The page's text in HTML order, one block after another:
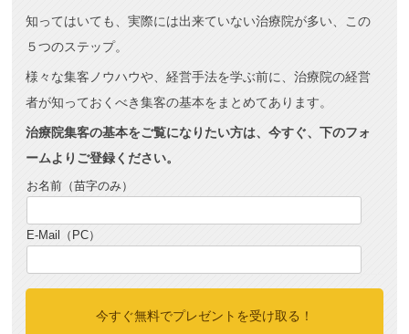
知ってはいても、実際には出来ていない治療院が多い、この
５つのステップ。
様々な集客ノウハウや、経営手法を学ぶ前に、治療院の経営
者が知っておくべき集客の基本をまとめてあります。
治療院集客の基本をご覧になりたい方は、今すぐ、下のフォ
ームよりご登録ください。
お名前（苗字のみ）
E-Mail（PC）